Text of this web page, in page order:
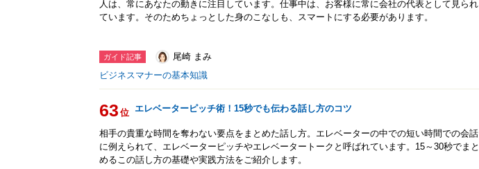
人は、常にあなたの動きに注目しています。仕事中は、お客様に常に会社の代表として見られ
ています。そのためちょっとした身のこなしも、スマートにする必要があります。
ガイド記事
尾崎 まみ
ビジネスマナーの基本知識
63 位 エレベーターピッチ術！15秒でも伝わる話し方のコツ
相手の貴重な時間を奪わない要点をまとめた話し方。エレベーターの中での短い時間での会話
に例えられて、エレベーターピッチやエレベータートークと呼ばれています。15～30秒でまと
めるこの話し方の基礎や実践方法をご紹介します。